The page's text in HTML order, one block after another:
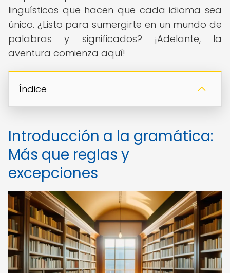
lingüísticos que hacen que cada idioma sea
único. ¿Listo para sumergirte en un mundo de
palabras y significados? ¡Adelante, la
aventura comienza aquí!
Índice
Introducción a la gramática:
Más que reglas y
excepciones